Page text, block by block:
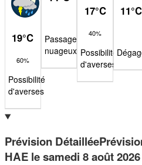
19°C
60%
Possibilité
d'averses
Passages
nuageux
17°C
40%
Possibilité
d'averses
11°C
Prévision Détaillée
HAE le samedi 8 août 2026